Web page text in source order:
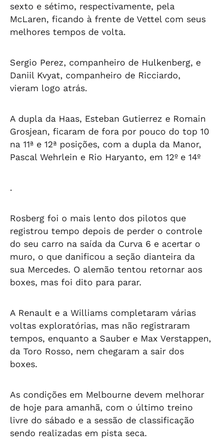
sexto e sétimo, respectivamente, pela
McLaren, ficando à frente de Vettel com seus
melhores tempos de volta.
Sergio Perez, companheiro de Hulkenberg, e
Daniil Kvyat, companheiro de Ricciardo,
vieram logo atrás.
A dupla da Haas, Esteban Gutierrez e Romain
Grosjean, ficaram de fora por pouco do top 10
na 11ª e 12ª posições, com a dupla da Manor,
Pascal Wehrlein e Rio Haryanto, em 12º e 14º
.
Rosberg foi o mais lento dos pilotos que
registrou tempo depois de perder o controle
do seu carro na saída da Curva 6 e acertar o
muro, o que danificou a seção dianteira da
sua Mercedes. O alemão tentou retornar aos
boxes, mas foi dito para parar.
A Renault e a Williams completaram várias
voltas exploratórias, mas não registraram
tempos, enquanto a Sauber e Max Verstappen,
da Toro Rosso, nem chegaram a sair dos
boxes.
As condições em Melbourne devem melhorar
de hoje para amanhã, com o último treino
livre do sábado e a sessão de classificação
sendo realizadas em pista seca.